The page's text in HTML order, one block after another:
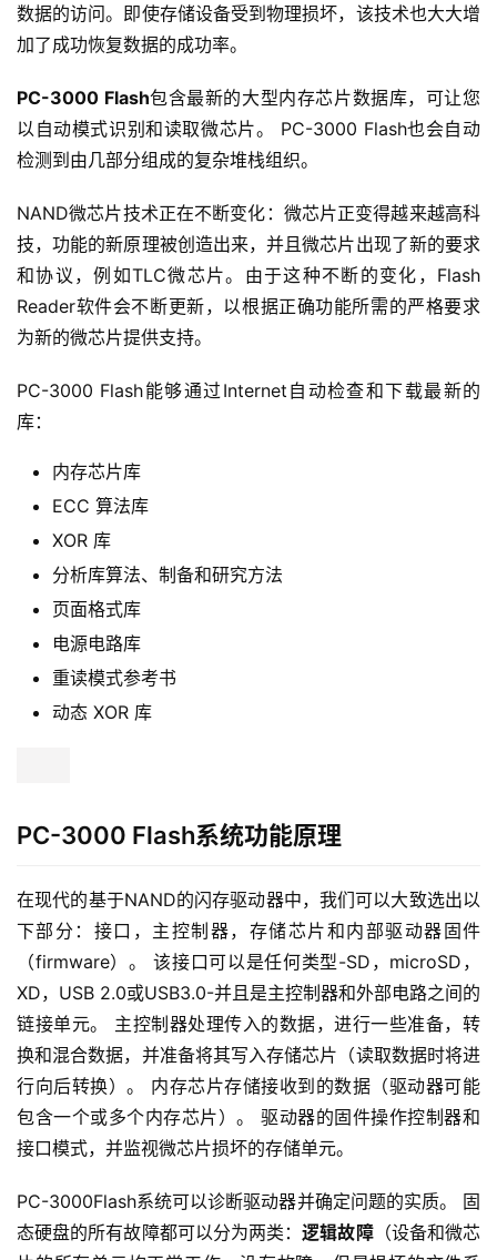
数据的访问。即使存储设备受到物理损坏，该技术也大大增
加了成功恢复数据的成功率。
PC-3000 Flash包含最新的大型内存芯片数据库，可让您
以自动模式识别和读取微芯片。 PC-3000 Flash也会自动
检测到由几部分组成的复杂堆栈组织。
NAND微芯片技术正在不断变化：微芯片正变得越来越高科
技，功能的新原理被创造出来，并且微芯片出现了新的要求
和协议，例如TLC微芯片。由于这种不断的变化，Flash
Reader软件会不断更新，以根据正确功能所需的严格要求
为新的微芯片提供支持。
PC-3000 Flash能够通过Internet自动检查和下载最新的
库：
内存芯片库
ECC 算法库
XOR 库
分析库算法、制备和研究方法
页面格式库
电源电路库
重读模式参考书
动态 XOR 库
PC-3000 Flash系统功能原理
在现代的基于NAND的闪存驱动器中，我们可以大致选出以
（firmware）。 该接口可以是任何类型-SD，microSD，
XD，USB 2.0或USB3.0-并且是主控制器和外部电路之间的